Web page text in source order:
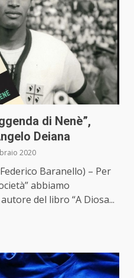
di Nenè”,
Deiana
2020
Baranello) – Per
abbiamo
del libro “A Diosa...